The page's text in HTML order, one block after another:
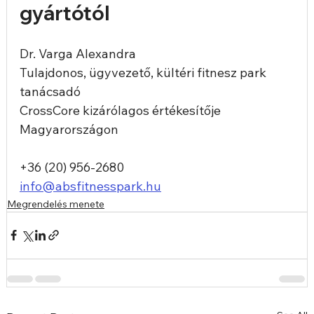
gyártótól
Dr. Varga Alexandra
Tulajdonos, ügyvezető, kültéri fitnesz park
tanácsadó
CrossCore kizárólagos értékesítője
Magyarországon
+36 (20) 956-2680
info@absfitnesspark.hu
Megrendelés menete